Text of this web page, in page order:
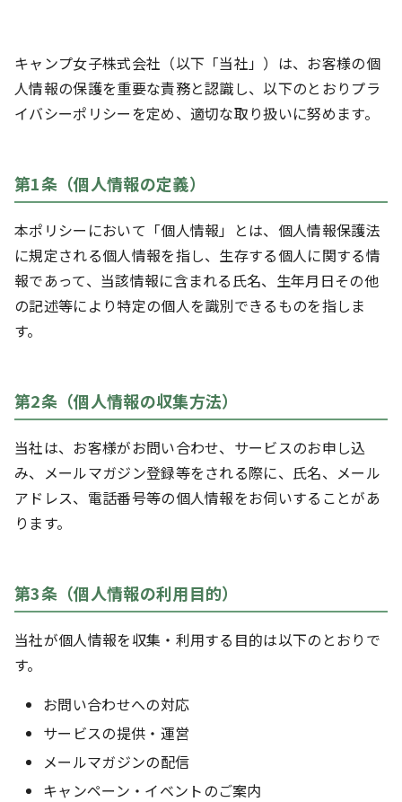
キャンプ女子株式会社（以下「当社」）は、お客様の個
人情報の保護を重要な責務と認識し、以下のとおりプラ
イバシーポリシーを定め、適切な取り扱いに努めます。
第1条（個人情報の定義）
本ポリシーにおいて「個人情報」とは、個人情報保護法
に規定される個人情報を指し、生存する個人に関する情
報であって、当該情報に含まれる氏名、生年月日その他
の記述等により特定の個人を識別できるものを指しま
す。
第2条（個人情報の収集方法）
当社は、お客様がお問い合わせ、サービスのお申し込
み、メールマガジン登録等をされる際に、氏名、メール
アドレス、電話番号等の個人情報をお伺いすることがあ
ります。
第3条（個人情報の利用目的）
当社が個人情報を収集・利用する目的は以下のとおりで
す。
お問い合わせへの対応
サービスの提供・運営
メールマガジンの配信
キャンペーン・イベントのご案内